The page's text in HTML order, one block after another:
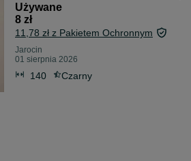
Używane
8 zł
11,78 zł z Pakietem Ochronnym
Jarocin
01 sierpnia 2026
140 Czarny